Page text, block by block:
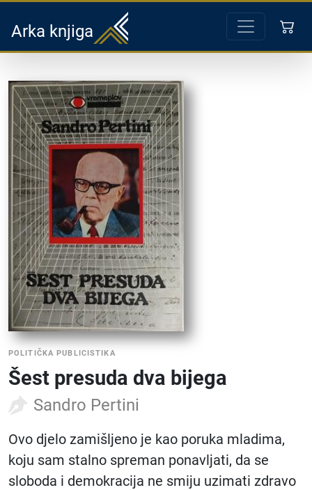
Arka knjiga
POLITIČKA PUBLICISTIKA
Šest presuda dva bijega
Sandro Pertini
Ovo djelo zamišljeno je kao poruka mladima,
koju sam stalno spreman ponavljati, da se
sloboda i demokracija ne smiju uzimati zdravo